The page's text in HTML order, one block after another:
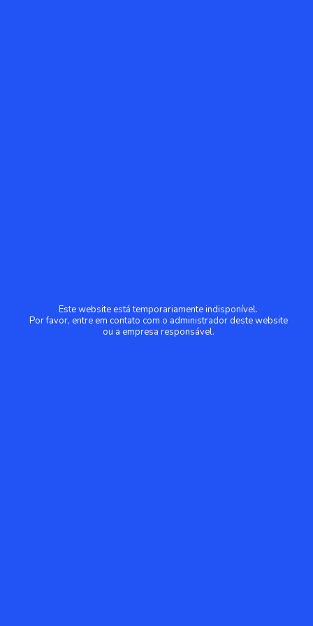
Este website está temporariamente indisponível.
Por favor, entre em contato com o administrador deste website
ou a empresa responsável.